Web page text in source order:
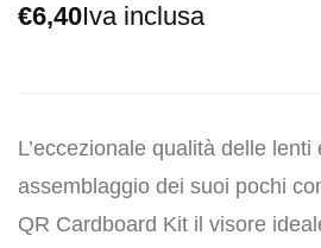
€6,40Iva inclusa
L’eccezionale qualità delle lenti
assemblaggio dei suoi pochi
QR Cardboard Kit il visore